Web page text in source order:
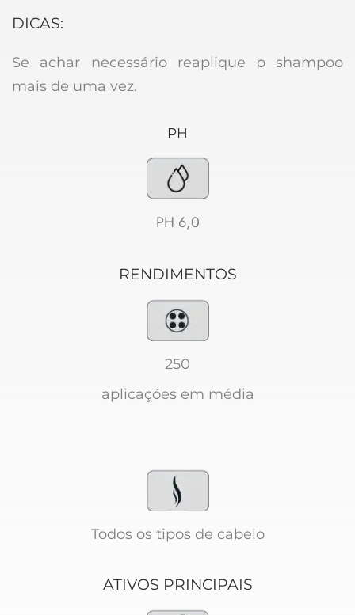
DICAS:
Se achar necessário reaplique o shampoo
mais de uma vez.
PH
PH 6,0
RENDIMENTOS
250
aplicações em média
Todos os tipos de cabelo
ATIVOS PRINCIPAIS